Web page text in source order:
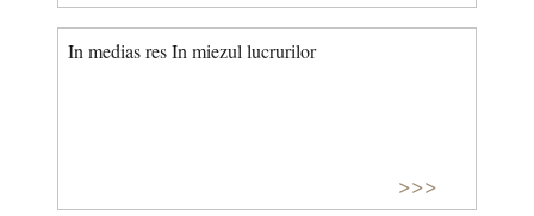
In medias res In miezul lucrurilor
>>>